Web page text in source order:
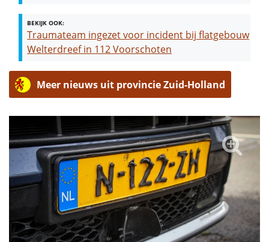
BEKIJK OOK:
Traumateam ingezet voor incident bij flatgebouw
Welterdreef in 112 Voorschoten
Meer nieuws uit provincie Zuid-Holland